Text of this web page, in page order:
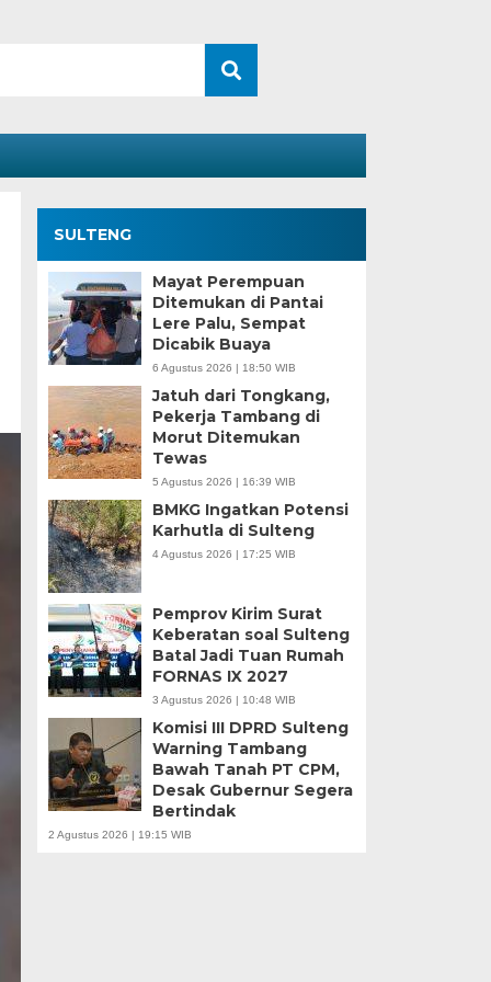
SULTENG
Mayat Perempuan
Ditemukan di Pantai
Lere Palu, Sempat
Dicabik Buaya
6 Agustus 2026 | 18:50 WIB
Jatuh dari Tongkang,
Pekerja Tambang di
Morut Ditemukan
Tewas
5 Agustus 2026 | 16:39 WIB
BMKG Ingatkan Potensi
Karhutla di Sulteng
4 Agustus 2026 | 17:25 WIB
Pemprov Kirim Surat
Keberatan soal Sulteng
Batal Jadi Tuan Rumah
FORNAS IX 2027
3 Agustus 2026 | 10:48 WIB
Komisi III DPRD Sulteng
Warning Tambang
Bawah Tanah PT CPM,
Desak Gubernur Segera
Bertindak
2 Agustus 2026 | 19:15 WIB